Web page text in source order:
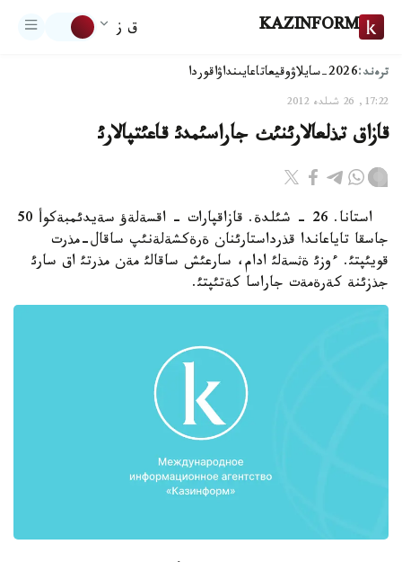
KAZINFORM ق ز
ترەند:2026-سايلاۋ وقيعاتاعايىنداۋاقوردا
17:22, 26 شىلدە 2012
قازاق تذلعالارئنئث جاراسئمدئ قاعئتپالارئ
استانا. 26 - شئلدة. قازاقپارات - اقسةلةؤ سةيدئمبةكوأ 50
جاسقا تاياعاندا قذرداستارئنان ةرةكشةلةنئپ ساقال-مذرت
قويئپتئ. ءوزئ ةثسةلئ ادام، سارعئش ساقالئ مةن مذرتئ اق سارئ
جذزئنة كةرةمةت جاراسا كةتئپتئ.